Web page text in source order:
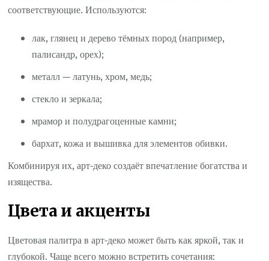
соответствующие. Используются:
лак, глянец и дерево тёмных пород (например,
палисандр, орех);
металл — латунь, хром, медь;
стекло и зеркала;
мрамор и полудрагоценные камни;
бархат, кожа и вышивка для элементов обивки.
Комбинируя их, арт-деко создаёт впечатление богатства и
изящества.
Цвета и акценты
Цветовая палитра в арт-деко может быть как яркой, так и
глубокой. Чаще всего можно встретить сочетания: